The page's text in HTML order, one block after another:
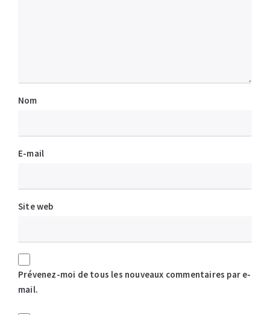
Nom
E-mail
Site web
Prévenez-moi de tous les nouveaux commentaires par e-
mail.